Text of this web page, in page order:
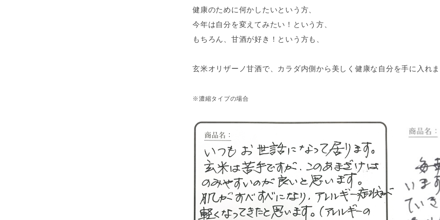
健康のために何かしたいという方、
今年は自分を変えてみたい！という方、
もちろん、甘酒が好き！という方も、
玄米オリザーノ甘酒で、カラダ内側から美しく健康な自分を手に入れ
※濃縮タイプの場合